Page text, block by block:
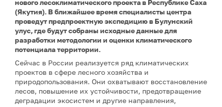
нового лесоклиматического проекта в Республике Саха
(Якутия). В ближайшее время специалисты центра
проведут предпроектную экспедицию в Булунский
улус, где будут собраны исходные данные для
разработки методологии и оценки климатического
потенциала территории.
Сейчас в России реализуется ряд климатических
проектов в сфере лесного хозяйства и
природопользования. Они охватывают восстановление
лесов, повышение их устойчивости, предотвращение
деградации экосистем и другие направления,